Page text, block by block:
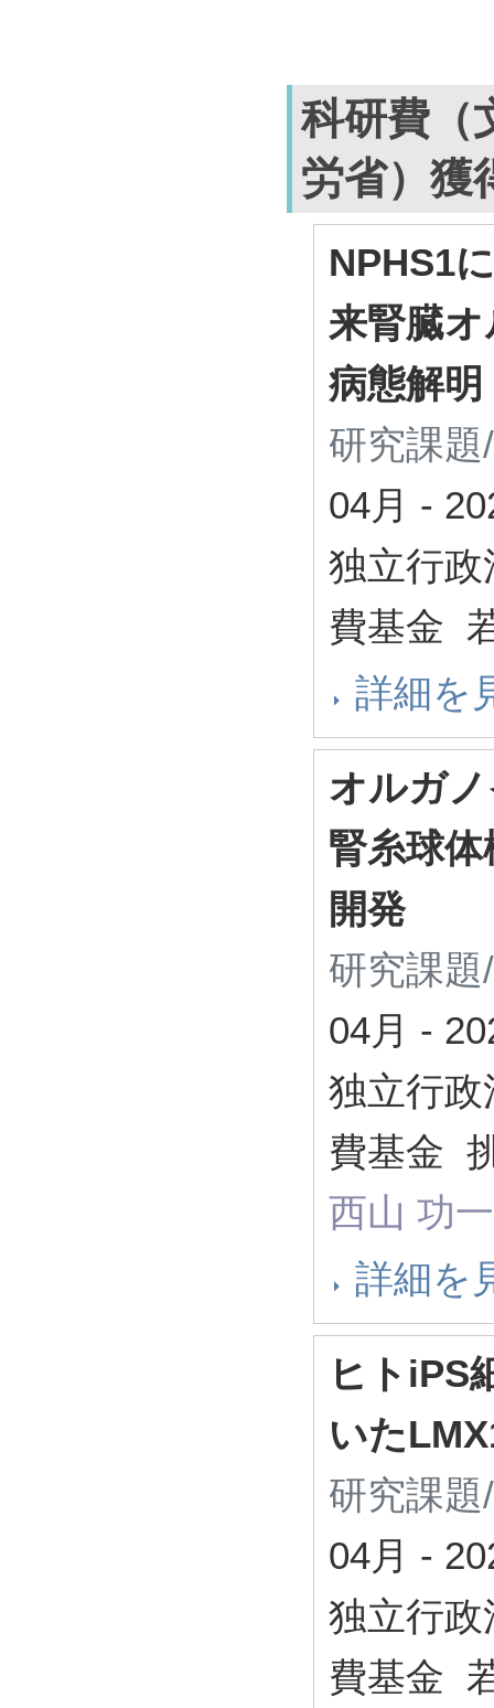
科研費（
労省）獲
NPHS1
来腎臓
病態解明
研究課
04月 -
独立行
費基金
詳細を
オルガ
腎糸球
開発
研究課
04月 -
独立行
費基金
西山 功
詳細を
ヒトiPS
いた
研究課
04月 -
独立行
費基金